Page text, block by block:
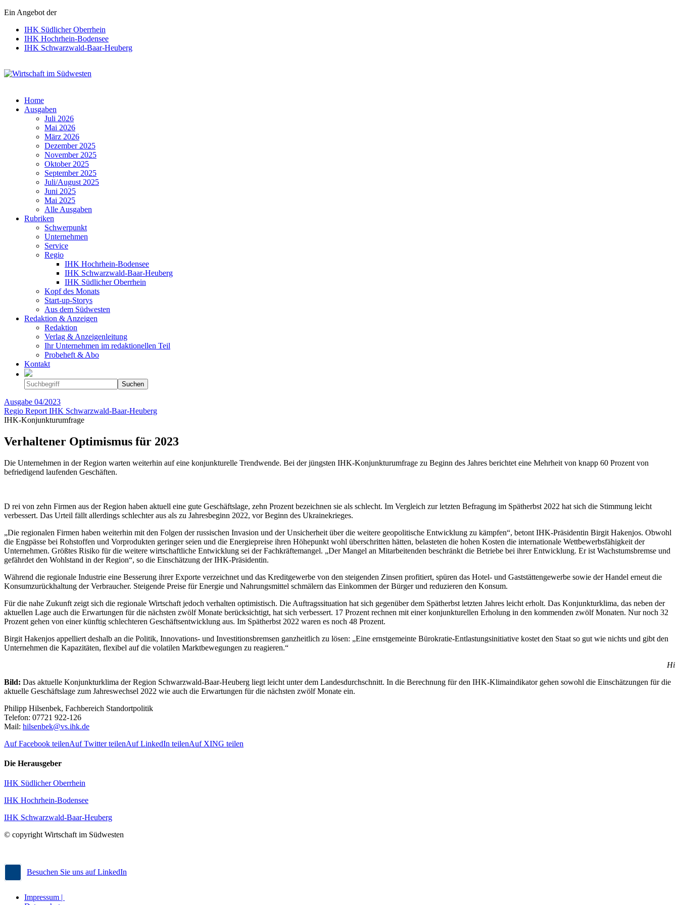
Ein Angebot der
IHK Südlicher Oberrhein
IHK Hochrhein-Bodensee
IHK Schwarzwald-Baar-Heuberg
Home
Ausgaben
Juli 2026
Mai 2026
März 2026
Dezember 2025
November 2025
Oktober 2025
September 2025
Juli/August 2025
Juni 2025
Mai 2025
Alle Ausgaben
Rubriken
Schwerpunkt
Unternehmen
Service
Regio
IHK Hochrhein-Bodensee
IHK Schwarzwald-Baar-Heuberg
IHK Südlicher Oberrhein
Kopf des Monats
Start-up-Storys
Aus dem Südwesten
Redaktion & Anzeigen
Redaktion
Verlag & Anzeigenleitung
Ihr Unternehmen im redaktionellen Teil
Probeheft & Abo
Kontakt
Ausgabe 04/2023
Regio Report IHK Schwarzwald-Baar-Heuberg
IHK-Konjunkturumfrage
Verhaltener Optimismus für 2023
Die Unternehmen in der Region warten weiterhin auf eine konjunkturelle Trendwende. Bei der jüngsten IHK-Konjunkturumfrage zu Beginn des Jahres berichtet eine Mehrheit von knapp 60 Prozent von
befriedigend laufenden Geschäften.
D rei von zehn Firmen aus der Region haben aktuell eine gute Geschäftslage, zehn Prozent bezeichnen sie als schlecht. Im Vergleich zur letzten Befragung im Spätherbst 2022 hat sich die Stimmung leicht
verbessert. Das Urteil fällt allerdings schlechter aus als zu Jahresbeginn 2022, vor Beginn des Ukrainekrieges.
„Die regionalen Firmen haben weiterhin mit den Folgen der russischen Invasion und der Unsicherheit über die weitere geopolitische Entwicklung zu kämpfen“, betont IHK-Präsidentin Birgit Hakenjos. Obwohl
die Engpässe bei Rohstoffen und Vorprodukten geringer seien und die Energiepreise ihren Höhepunkt wohl überschritten hätten, belasteten die hohen Kosten die internationale Wettbewerbsfähigkeit der
Unternehmen. Größtes Risiko für die weitere wirtschaftliche Entwicklung sei der Fachkräftemangel. „Der Mangel an Mitarbeitenden beschränkt die Betriebe bei ihrer Entwicklung. Er ist Wachstumsbremse und
gefährdet den Wohlstand in der Region“, so die Einschätzung der IHK-Präsidentin.
Während die regionale Industrie eine Besserung ihrer Exporte verzeichnet und das Kreditgewerbe von den steigenden Zinsen profitiert, spüren das Hotel- und Gaststättengewerbe sowie der Handel erneut die
Konsumzurückhaltung der Verbraucher. Steigende Preise für Energie und Nahrungsmittel schmälern das Einkommen der Bürger und reduzieren den Konsum.
Für die nahe Zukunft zeigt sich die regionale Wirtschaft jedoch verhalten optimistisch. Die Auftragssituation hat sich gegenüber dem Spätherbst letzten Jahres leicht erholt. Das Konjunkturklima, das neben der
aktuellen Lage auch die Erwartungen für die nächsten zwölf Monate berücksichtigt, hat sich verbessert. 17 Prozent rechnen mit einer konjunkturellen Erholung in den kommenden zwölf Monaten. Nur noch 32
Prozent gehen von einer künftig schlechteren Geschäftsentwicklung aus. Im Spätherbst 2022 waren es noch 48 Prozent.
Birgit Hakenjos appelliert deshalb an die Politik, Innovations- und Investitionsbremsen ganzheitlich zu lösen: „Eine ernstgemeinte Bürokratie-Entlastungsinitiative kostet den Staat so gut wie nichts und gibt den
Unternehmen die Kapazitäten, flexibel auf die volatilen Marktbewegungen zu reagieren.“
Hi
Bild: Das aktuelle Konjunkturklima der Region Schwarzwald-Baar-Heuberg liegt leicht unter dem Landesdurchschnitt. In die Berechnung für den IHK-Klimaindikator gehen sowohl die Einschätzungen für die
aktuelle Geschäftslage zum Jahreswechsel 2022 wie auch die Erwartungen für die nächsten zwölf Monate ein.
Philipp Hilsenbek, Fachbereich Standortpolitik
Telefon: 07721 922-126
Mail: hilsenbek@vs.ihk.de
Auf Facebook teilenAuf Twitter teilenAuf LinkedIn teilenAuf XING teilen
Die Herausgeber
IHK Südlicher Oberrhein
IHK Hochrhein-Bodensee
IHK Schwarzwald-Baar-Heuberg
© copyright Wirtschaft im Südwesten
Besuchen Sie uns auf LinkedIn
Impressum |